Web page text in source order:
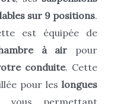
sur 9 positions.
est équipée de
à air pour
conduite. Cette
pour les longues